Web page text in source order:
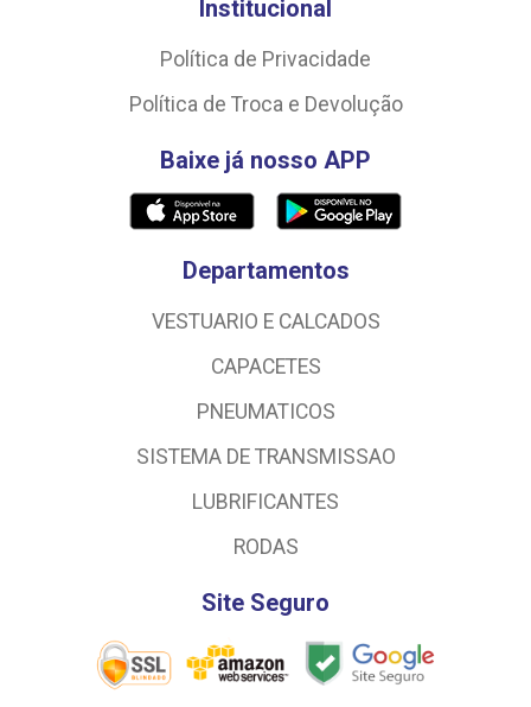
Institucional
Política de Privacidade
Política de Troca e Devolução
Baixe já nosso APP
Departamentos
VESTUARIO E CALCADOS
CAPACETES
PNEUMATICOS
SISTEMA DE TRANSMISSAO
LUBRIFICANTES
RODAS
Site Seguro